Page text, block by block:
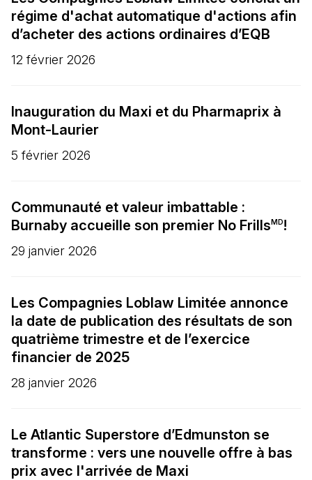
régime d'achat automatique d'actions afin
d’acheter des actions ordinaires d’EQB
12 février 2026
Inauguration du Maxi et du Pharmaprix à
Mont-Laurier
5 février 2026
Communauté et valeur imbattable :
Burnaby accueille son premier No Frills MD!
29 janvier 2026
Les Compagnies Loblaw Limitée annonce
la date de publication des résultats de son
quatrième trimestre et de l’exercice
financier de 2025
28 janvier 2026
Le Atlantic Superstore d’Edmunston se
transforme : vers une nouvelle offre à bas
prix avec l'arrivée de Maxi